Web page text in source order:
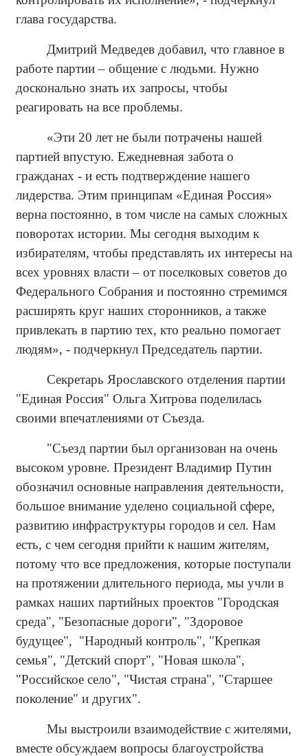
глава государства.
Дмитрий Медведев добавил, что главное в
работе партии – общение с людьми. Нужно
досконально знать их запросы, чтобы
реагировать на все проблемы.
«Эти 20 лет не были потрачены нашей
партией впустую. Ежедневная забота о
гражданах - и есть подтверждение нашего
лидерства. Этим принципам «Единая Россия»
верна постоянно, в том числе на самых сложных
поворотах истории. Мы сегодня выходим к
избирателям, чтобы представлять их интересы на
всех уровнях власти – от поселковых советов до
Федерального Собрания и постоянно стремимся
расширять круг наших сторонников, а также
привлекать в партию тех, кто реально помогает
людям», - подчеркнул Председатель партии.
Секретарь Ярославского отделения партии
"Единая Россия" Ольга Хитрова поделилась
своими впечатлениями от Съезда.
"Съезд партии был организован на очень
высоком уровне. Президент Владимир Путин
обозначил основные направления деятельности,
большое внимание уделено социальной сфере,
развитию инфраструктуры городов и сел. Нам
есть, с чем сегодня прийти к нашим жителям,
потому что все предложения, которые поступали
на протяжении длительного периода, мы учли в
рамках наших партийных проектов "Городская
среда", "Безопасные дороги", "Здоровое
будущее", "Народный контроль", "Крепкая
семья", "Детский спорт", "Новая школа",
"Российское село", "Чистая страна", "Старшее
поколение" и других".
Мы выстроили взаимодействие с жителями,
вместе обсуждаем вопросы благоустройства